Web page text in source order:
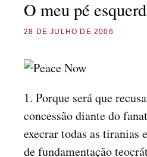
O meu pé
28 DE JULHO DE 2006
1. Porque será que
concessão diante do
execrar todas as tiranias
de fundamentação